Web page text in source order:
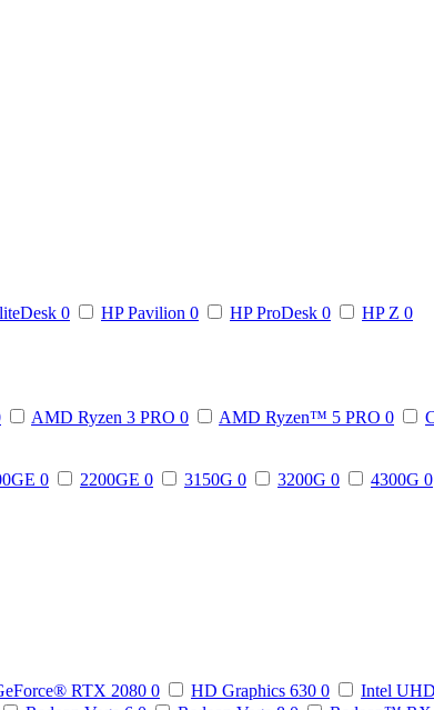
0 HP Pavilion 0 HP ProDesk 0 HP Z 0
AMD Ryzen 3 PRO 0 AMD Ryzen™ 5 PRO 0
0 2200GE 0 3150G 0 3200G 0 4300G 0
RTX 2080 0 HD Graphics 630 0 Intel